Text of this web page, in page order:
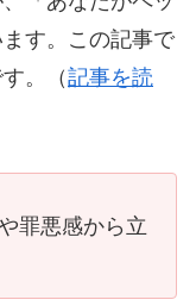
す。この記事で
。（記事を読
罪悪感から立